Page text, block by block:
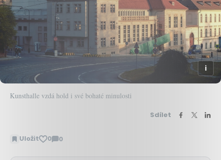
Kunsthalle vzdá hold i své bohaté minulosti
Sdílet
Uložit 0 0
Zobrazit